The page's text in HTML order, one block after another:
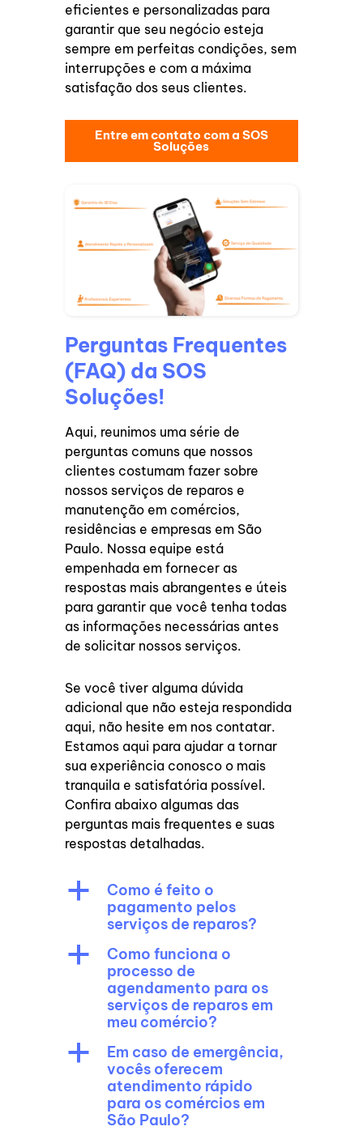
eficientes e personalizadas para
garantir que seu negócio esteja
sempre em perfeitas condições, sem
interrupções e com a máxima
satisfação dos seus clientes.
Entre em contato com a SOS
Soluções
Perguntas Frequentes
(FAQ) da SOS
Soluções!
Aqui, reunimos uma série de
perguntas comuns que nossos
clientes costumam fazer sobre
nossos serviços de reparos e
manutenção em comércios,
residências e empresas em São
Paulo. Nossa equipe está
empenhada em fornecer as
respostas mais abrangentes e úteis
para garantir que você tenha todas
as informações necessárias antes
de solicitar nossos serviços.
Se você tiver alguma dúvida
adicional que não esteja respondida
aqui, não hesite em nos contatar.
Estamos aqui para ajudar a tornar
sua experiência conosco o mais
tranquila e satisfatória possível.
Confira abaixo algumas das
perguntas mais frequentes e suas
respostas detalhadas.
a
Como é feito o
pagamento pelos
serviços de reparos?
a
Como funciona o
processo de
agendamento para os
serviços de reparos em
meu comércio?
a
Em caso de emergência,
vocês oferecem
atendimento rápido
para os comércios em
São Paulo?